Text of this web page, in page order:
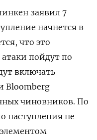
заявил 7
начнется в
что это
пойдут по
включать
Bloomberg
чиновников. По
наступления не